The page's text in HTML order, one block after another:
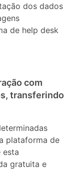
dos dados
de help desk
com
transferindo
plataforma de
esta
gratuita e